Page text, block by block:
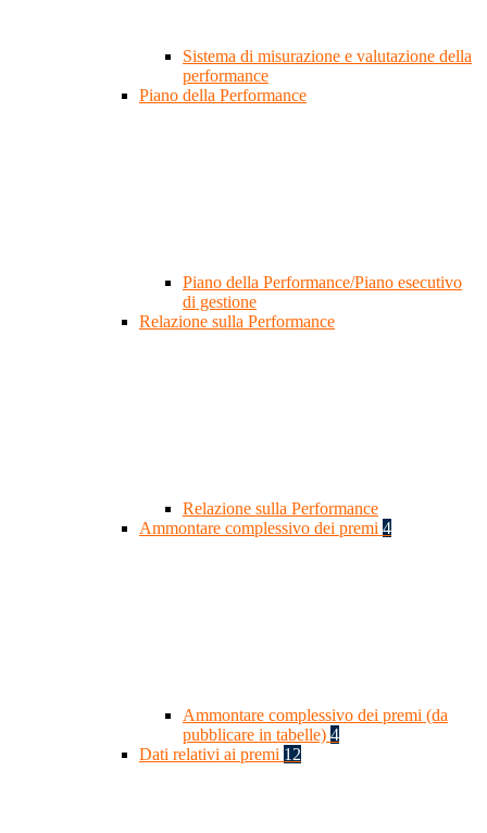
Sistema di misurazione e valutazione della
performance
Piano della Performance
Piano della Performance/Piano esecutivo
di gestione
Relazione sulla Performance
Relazione sulla Performance
Ammontare complessivo dei premi 4
Ammontare complessivo dei premi (da
pubblicare in tabelle) 4
Dati relativi ai premi 12